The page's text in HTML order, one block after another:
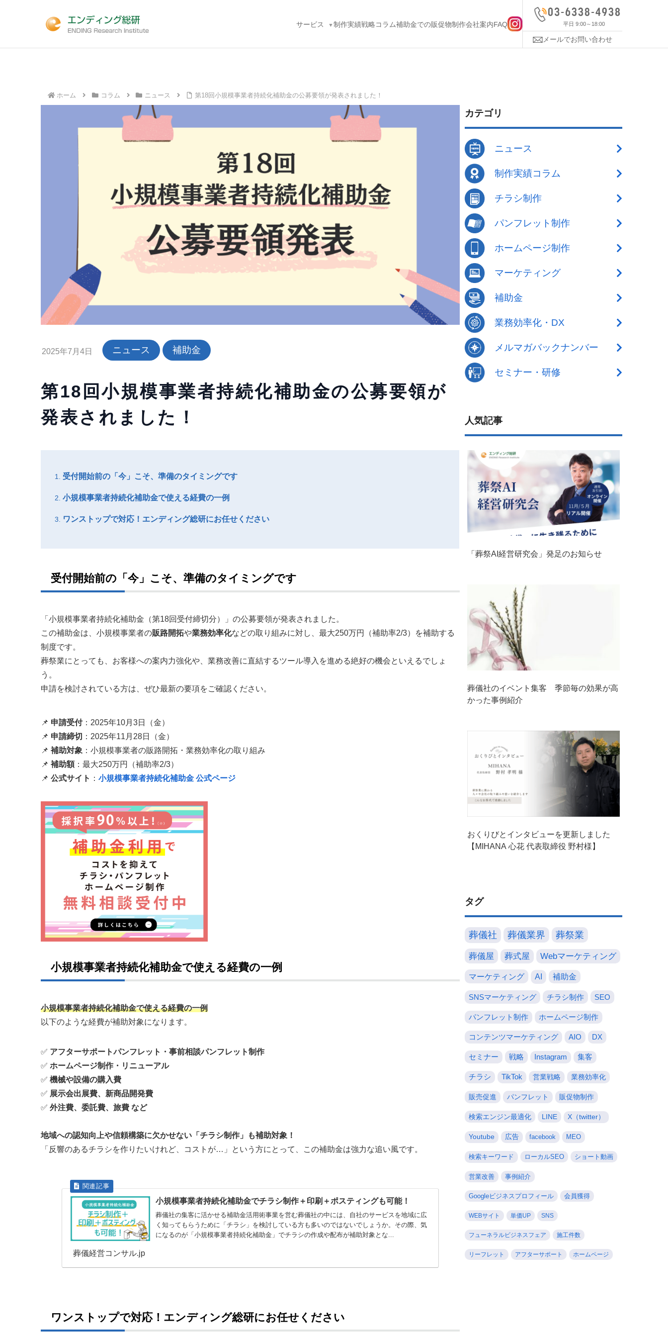
サービス 制作実績戦略コラム補助金での販促物制作会社案内FAQ 平日 9:00～18:00
メールでお問い合わせ
ホーム コラム ニュース 第18回小規模事業者持続化補助金の公募要領が発表されました！
2025年7月4日 ニュース 補助金
第18回小規模事業者持続化補助金の公募要領が
発表されました！
受付開始前の「今」こそ、準備のタイミングです
小規模事業者持続化補助金で使える経費の一例
ワンストップで対応！エンディング総研にお任せください
受付開始前の「今」こそ、準備のタイミングです
「小規模事業者持続化補助金（第18回受付締切分）」の公募要領が発表されました。
この補助金は、小規模事業者の販路開拓や業務効率化などの取り組みに対し、最大250万円（補助率2/3）を補助する
制度です。
葬祭業にとっても、お客様への案内力強化や、業務改善に直結するツール導入を進める絶好の機会といえるでしょ
う。
申請を検討されている方は、ぜひ最新の要項をご確認ください。
📌 申請受付：2025年10月3日（金）
📌 申請締切 ：2025年11月28日（金）
📌 補助対象 ：小規模事業者の販路開拓・業務効率化の取り組み
📌 補助額：最大250万円（補助率2/3）
📌 公式サイト ： 小規模事業者持続化補助金 公式ページ
小規模事業者持続化補助金で使える経費の一例
小規模事業者持続化補助金で使える経費の一例
以下のような経費が補助対象になります。
✅ アフターサポートパンフレット・事前相談パンフレット制作
✅ ホームページ制作・リニューアル
✅ 機械や設備の購入費
✅ 展示会出展費、新商品開発費
✅ 外注費、委託費、旅費 など
地域への認知向上や信頼構築に欠かせない「チラシ制作」も補助対象！
「反響のあるチラシを作りたいけれど、コストが…」という方にとって、この補助金は強力な追い風です。
小規模事業者持続化補助金でチラシ制作＋印刷＋ポスティングも可能！
葬儀社の集客に活かせる補助金活用術事業を営む葬儀社の中には、自社のサービスを地域に広
く知ってもらうために「チラシ」を検討している方も多いのではないでしょうか。その際、気
になるのが「小規模事業者持続化補助金」でチラシの作成や配布が補助対象とな...
葬儀経営コンサル.jp
ワンストップで対応！エンディング総研にお任せください
カテゴリ
ニュース
制作実績コラム
チラシ制作
パンフレット制作
ホームページ制作
マーケティング
補助金
業務効率化・DX
メルマガバックナンバー
セミナー・研修
人気記事
「葬祭AI経営研究会」発足のお知らせ
葬儀社のイベント集客 季節毎の効果が高
かった事例紹介
おくりびとインタビューを更新しました
【MIHANA 心花 代表取締役 野村様】
タグ
葬儀社 葬儀業界 葬祭業
葬儀屋 葬式屋 Webマーケティング
マーケティング AI 補助金
SNSマーケティング チラシ制作 SEO
パンフレット制作 ホームページ制作
コンテンツマーケティング AIO DX
セミナー 戦略 Instagram 集客
チラシ TikTok 営業戦略 業務効率化
販売促進 パンフレット 販促物制作
検索エンジン最適化 LINE X（twitter）
Youtube 広告 facebook MEO
検索キーワード ローカルSEO ショート動画
営業改善 事例紹介
Googleビジネスプロフィール 会員獲得
WEBサイト 単価UP SNS
フューネラルビジネスフェア 施工件数
リーフレット アフターサポート ホームページ